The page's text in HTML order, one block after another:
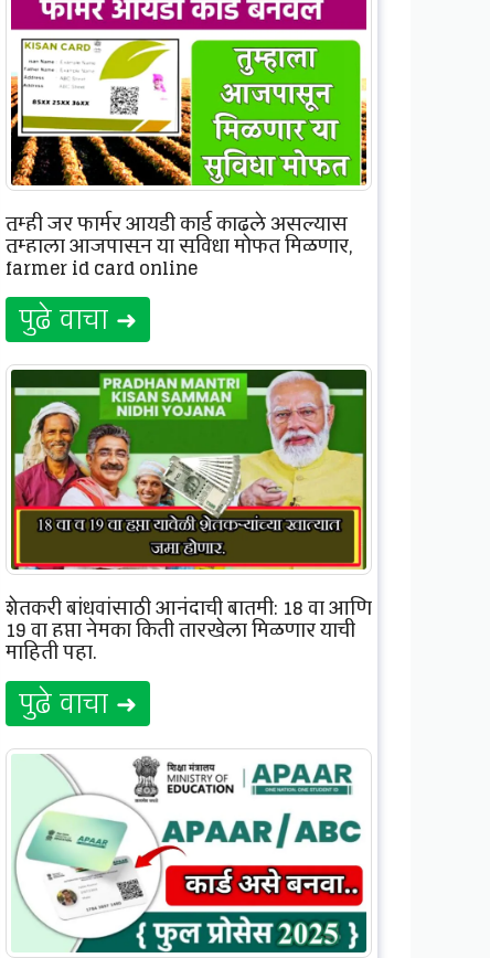
तुम्ही जर फार्मर आयडी कार्ड काढले असल्यास
तुम्हाला आजपासून या सुविधा मोफत मिळणार,
farmer id card online
पुढे वाचा ➜
शेतकरी बांधवांसाठी आनंदाची बातमी: 18 वा आणि
19 वा हप्ता नेमका किती तारखेला मिळणार याची
माहिती पहा.
पुढे वाचा ➜